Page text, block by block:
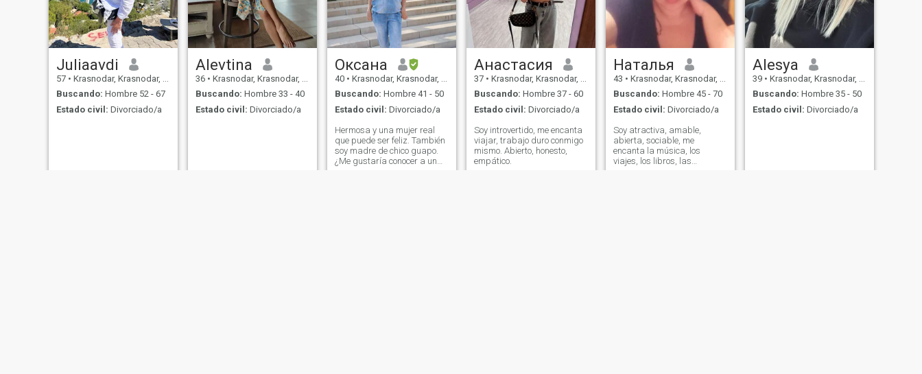
Juliaavdi
57 • Krasnodar, Krasnodar, Rusia
Buscando: Hombre 52 - 67
Estado civil: Divorciado/a
Alevtina
36 • Krasnodar, Krasnodar, Rusia
Buscando: Hombre 33 - 40
Estado civil: Divorciado/a
Оксана
40 • Krasnodar, Krasnodar, Rusia
Buscando: Hombre 41 - 50
Estado civil: Divorciado/a
Hermosa y una mujer real
que puede ser feliz. También
soy madre de chico guapo.
¿Me gustaría conocer a un
Анастасия
37 • Krasnodar, Krasnodar, Rusia
Buscando: Hombre 37 - 60
Estado civil: Divorciado/a
Soy introvertido, me encanta
viajar, trabajo duro conmigo
mismo. Abierto, honesto,
empático.
Наталья
43 • Krasnodar, Krasnodar, Rusia
Buscando: Hombre 45 - 70
Estado civil: Divorciado/a
Soy atractiva, amable,
abierta, sociable, me
encanta la música, los
viajes, los libros, las
Alesya
39 • Krasnodar, Krasnodar, Rusia
Buscando: Hombre 35 - 50
Estado civil: Divorciado/a